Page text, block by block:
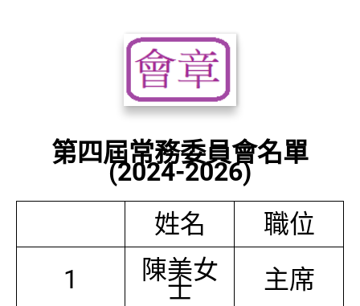
第四屆常務委員會名單
(2024-2026)
姓名
職位
1
陳美女
士 主席